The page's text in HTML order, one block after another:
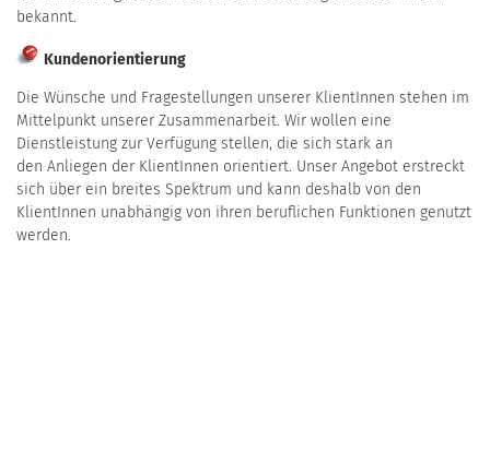
bekannt.
Kundenorientierung
Die Wünsche und Fragestellungen unserer KlientInnen stehen im
Mittelpunkt unserer Zusammenarbeit. Wir wollen eine
Dienstleistung zur Verfügung stellen, die sich stark an
den Anliegen der KlientInnen orientiert. Unser Angebot erstreckt
sich über ein breites Spektrum und kann deshalb von den
KlientInnen unabhängig von ihren beruflichen Funktionen genutzt
werden.